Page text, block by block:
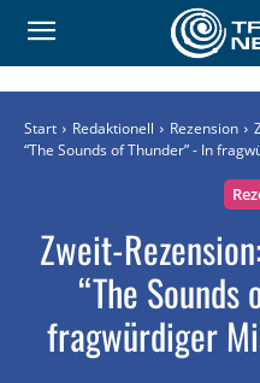
Start Redaktionell Rezension
“The Sounds of Thunder” - In
Zweit-
“The
fragwürdiger